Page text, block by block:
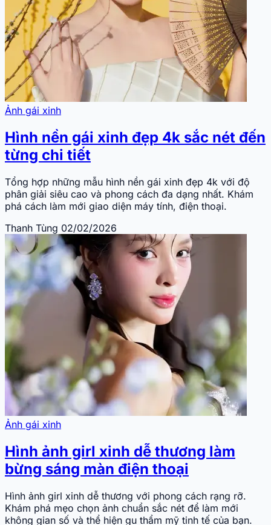
Ảnh gái xinh
Hình nền gái xinh đẹp 4k sắc nét đến
từng chi tiết
Tổng hợp những mẫu hình nền gái xinh đẹp 4k với độ
phân giải siêu cao và phong cách đa dạng nhất. Khám
phá cách làm mới giao diện máy tính, điện thoại.
Thanh Tùng 02/02/2026
Ảnh gái xinh
Hình ảnh girl xinh dễ thương làm
bừng sáng màn điện thoại
Hình ảnh girl xinh dễ thương với phong cách rạng rỡ.
Khám phá mẹo chọn ảnh chuẩn sắc nét để làm mới
không gian số và thể hiện gu thẩm mỹ tinh tế của bạn.